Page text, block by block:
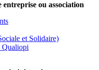
ou association
et Solidaire)
Qualiopi